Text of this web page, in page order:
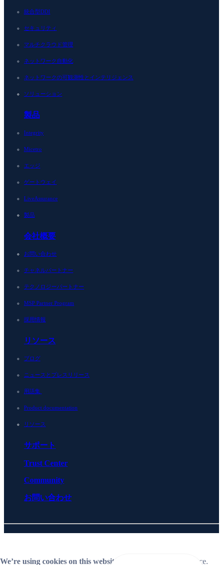
統合型DDI
セキュリティ
マルチクラウド管理
ネットワーク自動化
ネットワークの可観測性とインテリジェンス
ソリューション
製品
Integrity
Micetro
エッジ
ゲートウェイ
LiveAssurance
製品
会社概要
お問い合わせ
チャネルパートナー
テクノロジーパートナー
MSP Partner Program
採用情報
リソース
ブログ
ニュースとプレスリリース
用語集
Product documentation
リソース
サポート
Trust Center
Community
お問い合わせ
Follow us on LinkedIn
Follow us on YouTube
We’re using cookies on this website to improve your experience.